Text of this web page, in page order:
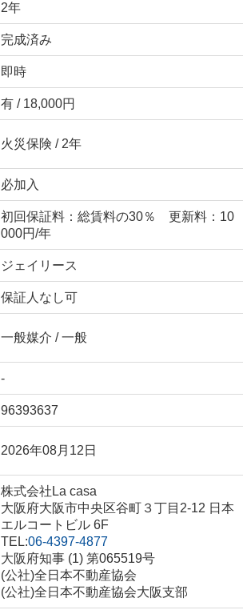
2年
完成済み
即時
有 / 18,000円
火災保険 / 2年
必加入
初回保証料：総賃料の30％ 更新料：10
000円/年
ジェイリース
保証人なし可
一般媒介 / 一般
-
96393637
2026年08月12日
株式会社La casa
大阪府大阪市中央区谷町３丁目2-12 日本
エルコートビル 6F
TEL:06-4397-4877
大阪府知事 (1) 第065519号
(公社)全日本不動産協会
(公社)全日本不動産協会大阪支部